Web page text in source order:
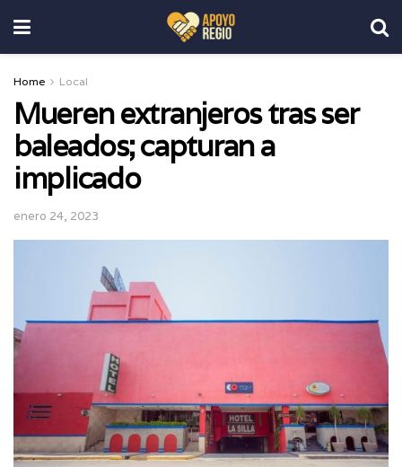
Home Local
Mueren extranjeros tras ser
baleados; capturan a
implicado
enero 24, 2023